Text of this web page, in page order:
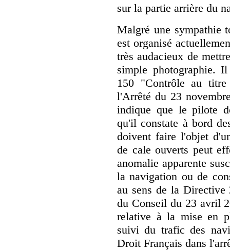
sur la partie arrière du
Malgré une sympathie
est organisé
très audacieux de
simple photographie.
150 "Contrôle au
l'Arrêté du 23
indique que le pilote
qu'il constate à bord
doivent faire l'objet
de cale ouverts peut
anomalie apparente
la navigation ou de
au sens de la Directive
du Conseil du 23 avril
relative à la mise en
suivi du trafic des
Droit Français dans